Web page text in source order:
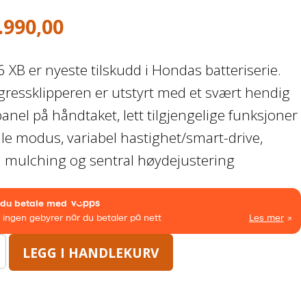
XB er nyeste tilskudd i Hondas batteriserie.
er utstyrt med et svært hendig
på håndtaket, lett tilgjengelige funksjoner
modus, variabel hastighet/smart-drive,
mulching og sentral høydejustering
LEGG I HANDLEKURV